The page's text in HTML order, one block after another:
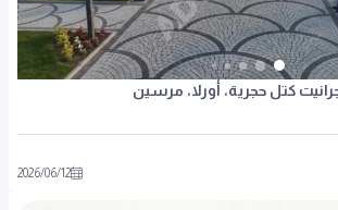
كتل حجرية، أورلا، مرسين
2026/06/12